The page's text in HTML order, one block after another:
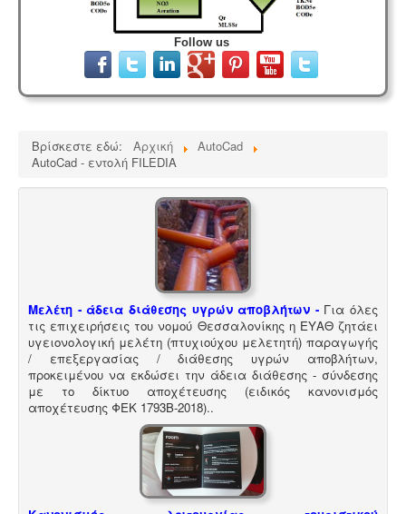
Συλλογή - μεταφορά και επεξεργασία ζωικών
υποπροϊόντων - Η διαχείριση ζωικών υποπροϊόντων
αδρανοποιημένα ζωικά υποπροϊόντα θεωρούνται μη
επικίνδυνα απόβλητα και περιλαμβάνονται στον
Ανελκυστήρες προσώπων - .Η λειτουργία παλιών
ανελκυστήρων χωρίς στοιχεία νομιμότητας
επιτρέπεται μετά από σύνταξη μελέτης - σχεδιων
ανελκυστήρα, συντήρησης, πιστοποίησης και έκδοσης
βεβαίωσης καταχώρησης στην αρμόδια υπηρεσία.
Συλλογή και μεταφορά αποβλήτων -
δραστηριότητα συλλογής και μεταφοράς μη
Follow us
Βρίσκεστε εδώ: Αρχική
AutoCad
AutoCad - εντολή FILEDIA
Μελέτη - άδεια διάθεσης υγρών αποβλήτων - Για όλες
τις επιχειρήσεις του νομού Θεσσαλονίκης η ΕΥΑΘ ζητάει
υγειονολογική μελέτη (πτυχιούχου μελετητή) παραγωγής
/ επεξεργασίας / διάθεσης υγρών αποβλήτων,
προκειμένου να εκδώσει την άδεια διάθεσης - σύνδεσης
με το δίκτυο αποχέτευσης (ειδικός κανονισμός
αποχέτευσης ΦΕΚ 1793Β-2018)..